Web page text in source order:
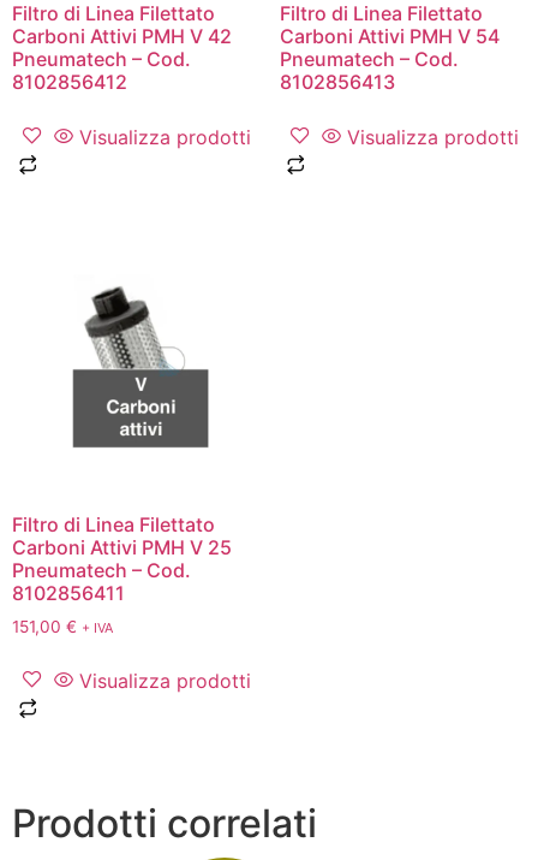
Filtro di Linea Filettato
Carboni Attivi PMH V 42
Pneumatech – Cod.
8102856412
Visualizza prodotti
Filtro di Linea Filettato
Carboni Attivi PMH V 54
Pneumatech – Cod.
8102856413
Visualizza prodotti
Filtro di Linea Filettato
Carboni Attivi PMH V 25
Pneumatech – Cod.
8102856411
151,00 € + IVA
Visualizza prodotti
Prodotti correlati